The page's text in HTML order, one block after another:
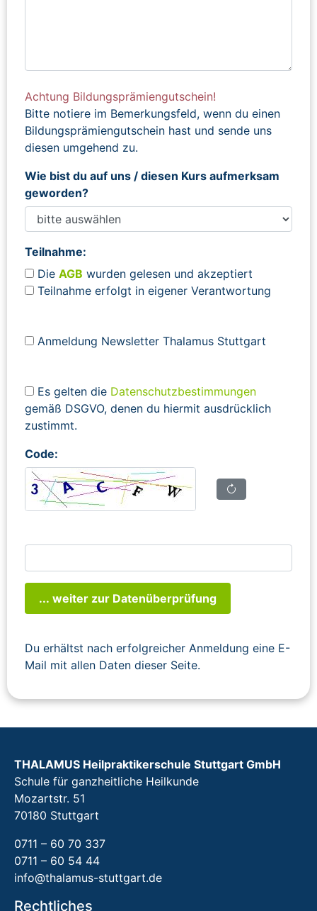
Achtung Bildungsprämiengutschein!
Bitte notiere im Bemerkungsfeld, wenn du einen
Bildungsprämiengutschein hast und sende uns
diesen umgehend zu.
Wie bist du auf uns / diesen Kurs aufmerksam
geworden?
Teilnahme:
Die AGB wurden gelesen und akzeptiert
Teilnahme erfolgt in eigener Verantwortung
Anmeldung Newsletter Thalamus Stuttgart
Es gelten die Datenschutzbestimmungen
gemäß DSGVO, denen du hiermit ausdrücklich
zustimmt.
Code:
... weiter zur Datenüberprüfung
Du erhältst nach erfolgreicher Anmeldung eine E-
Mail mit allen Daten dieser Seite.
THALAMUS Heilpraktikerschule Stuttgart GmbH
Schule für ganzheitliche Heilkunde
Mozartstr. 51
70180 Stuttgart
0711 – 60 70 337
0711 – 60 54 44
info@thalamus-stuttgart.de
Rechtliches